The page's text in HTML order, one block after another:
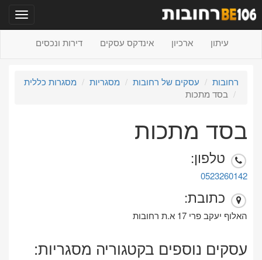
עיתון ארכיון אינדקס עסקים דירות ונכסים
רחובות עסקים של רחובות מסגריות
מסגרות כללית
בסד מתכות
בסד מתכות
טלפון:
0523260142
כתובת:
האלוף יעקב פרי 17 א.ת רחובות
עסקים נוספים בקטגוריה מסגריות: